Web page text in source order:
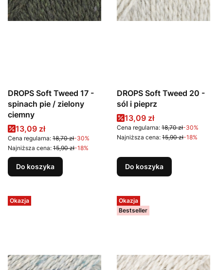
DROPS Soft Tweed 17 -
spinach pie / zielony
ciemny
Cena promocyjna
13,09 zł
Cena regularna: 18,70 zł-30%
Najniższa cena: 15,90 zł-18%
Do koszyka
DROPS Soft Tweed 20 -
sól i pieprz
Cena promocyjna
13,09 zł
Cena regularna: 18,70 zł-30%
Najniższa cena: 15,90 zł-18%
Do koszyka
Okazja
Okazja
Bestseller